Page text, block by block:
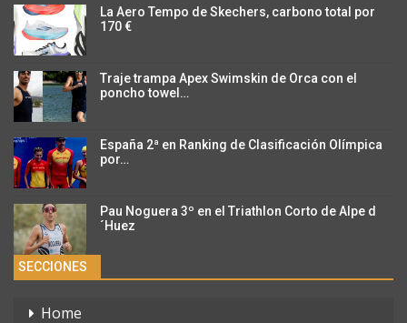
La Aero Tempo de Skechers, carbono total por
170 €
Traje trampa Apex Swimskin de Orca con el
poncho towel…
España 2ª en Ranking de Clasificación Olímpica
por…
Pau Noguera 3º en el Triathlon Corto de Alpe d
´Huez
SECCIONES
Home